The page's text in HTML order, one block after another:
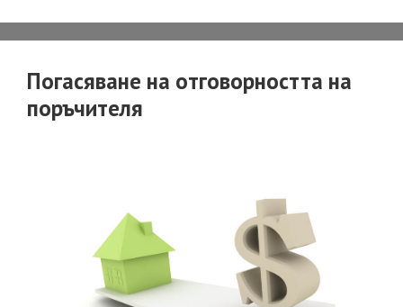
във
връзка
с
Погасяване на отговорността на
поръчителя